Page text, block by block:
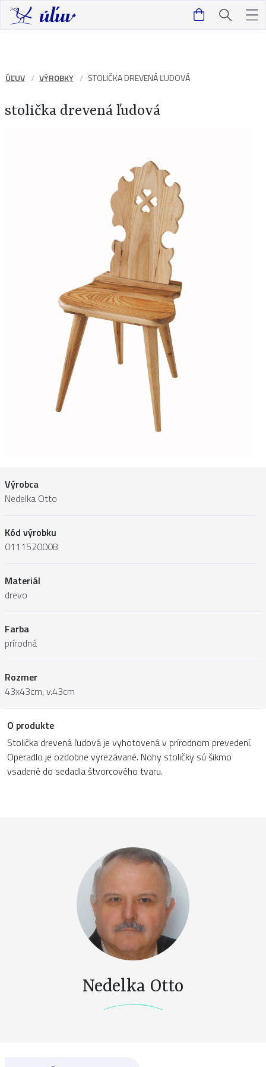
ÚĽUV VÝROBKY STOLIČKA DREVENÁ ĽUDOVÁ
stolička drevená ľudová
Výrobca
Nedelka Otto
Kód výrobku
0111520008
Materiál
drevo
Farba
prírodná
Rozmer
43x43cm, v.43cm
O produkte
Stolička drevená ľudová je vyhotovená v prírodnom prevedení.
Operadlo je ozdobne vyrezávané. Nohy stoličky sú šikmo
vsadené do sedadla štvorcového tvaru.
Nedelka Otto